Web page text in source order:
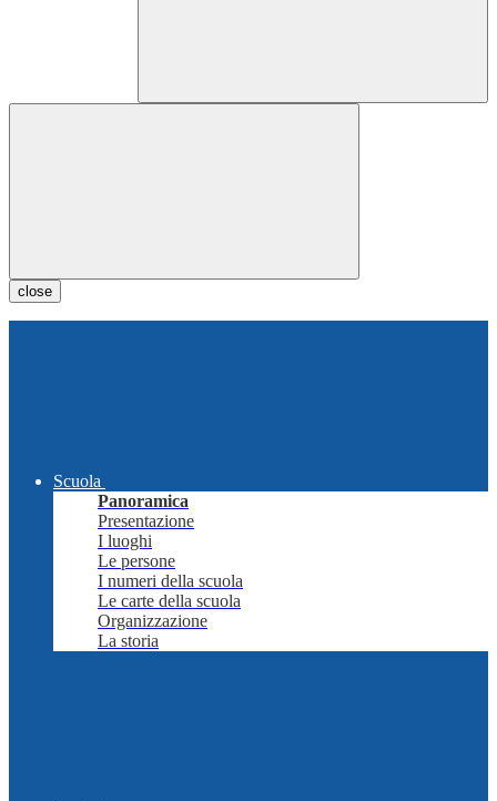
close
Scuola
Panoramica
Presentazione
I luoghi
Le persone
I numeri della scuola
Le carte della scuola
Organizzazione
La storia